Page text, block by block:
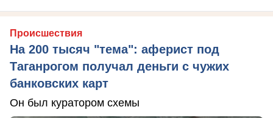
Происшествия
На 200 тысяч "тема": аферист под
Таганрогом получал деньги с чужих
банковских карт
Он был куратором схемы